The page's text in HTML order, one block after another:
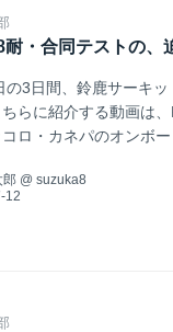
耐・合同テストの
の3日間、鈴鹿サーキ
らに紹介する動画は
ロ・カネパのオンボ
郎 @ suzuka8